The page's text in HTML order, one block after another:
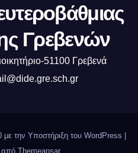
Γρεβενών
51100 Γρεβενά
την Υποστήριξη του WordPress
από Themeansar.